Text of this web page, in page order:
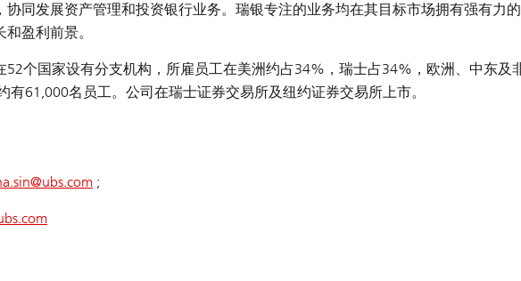
同发展资产管理和投资银行业务。瑞银专注的业务均在其目标市场拥有强有力
盈利前景。
个国家设有分支机构，所雇员工在美洲约占34%，瑞士占34%，欧洲、中东及
61,000名员工。公司在瑞士证券交易所及纽约证券交易所上市。
ubs.com ;